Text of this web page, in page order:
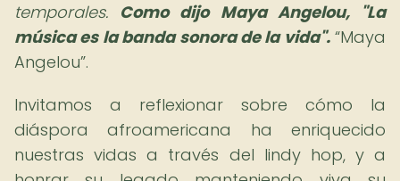
temporales. Como dijo Maya Angelou, "La
música es la banda sonora de la vida". Maya
Angelou .
Invitamos a reflexionar sobre cómo la
diáspora afroamericana ha enriquecido
nuestras vidas a través del lindy hop, y a